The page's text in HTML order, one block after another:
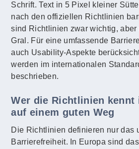
Schrift. Text in 5 Pixel kleiner
nach den offiziellen Richtlinien
sind Richtlinien zwar wichtig,
Gral. Für eine umfassende
auch Usability-Aspekte
werden im internationalen
beschrieben.
Wer die Richtlinien kennt
auf einem guten Weg
Die Richtlinien definieren nur das
Barrierefreiheit. In Europa sind